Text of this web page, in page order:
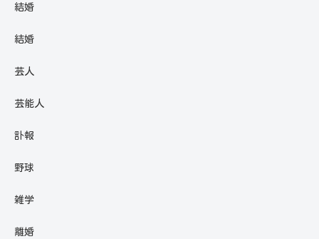
結婚
結婚
芸人
芸能人
訃報
野球
雑学
離婚